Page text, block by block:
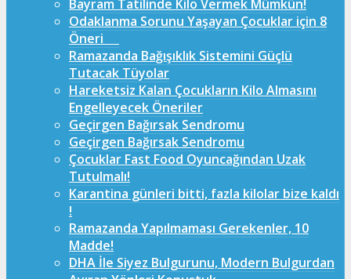
Bayram Tatilinde Kilo Vermek Mümkün!
Odaklanma Sorunu Yaşayan Çocuklar için 8
Öneri
Ramazanda Bağışıklık Sistemini Güçlü
Tutacak Tüyolar
Hareketsiz Kalan Çocukların Kilo Almasını
Engelleyecek Öneriler
Geçirgen Bağırsak Sendromu
Geçirgen Bağırsak Sendromu
Çocuklar Fast Food Oyuncağından Uzak
Tutulmalı!
Karantina günleri bitti, fazla kilolar bize kaldı
!
Ramazanda Yapılmaması Gerekenler, 10
Madde!
DHA İle Siyez Bulgurunu, Modern Bulgurdan